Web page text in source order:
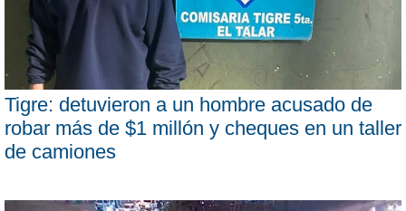
Tigre: detuvieron a un hombre acusado de
robar más de $1 millón y cheques en un taller
de camiones